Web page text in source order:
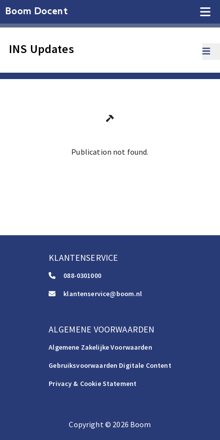
Boom Docent
INS Updates
Publication not found.
KLANTENSERVICE
088-0301000
klantenservice@boom.nl
ALGEMENE VOORWAARDEN
Algemene Zakelijke Voorwaarden
Gebruiksvoorwaarden Digitale Content
Privacy & Cookie Statement
Copyright©️ 2026 Boom